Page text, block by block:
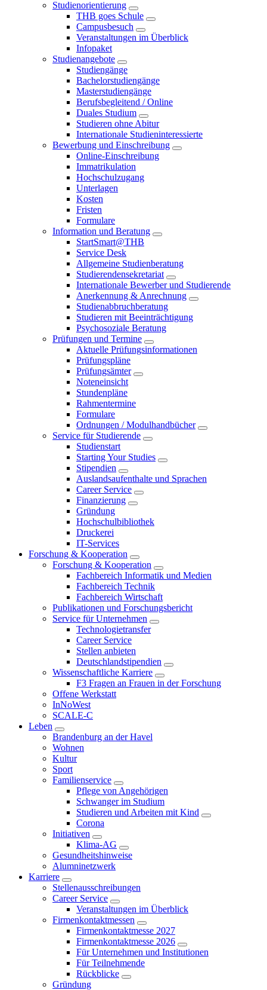
Studienorientierung
THB goes Schule
Campusbesuch
Veranstaltungen im Überblick
Infopaket
Studienangebote
Studiengänge
Bachelorstudiengänge
Masterstudiengänge
Berufsbegleitend / Online
Duales Studium
Studieren ohne Abitur
Internationale Studieninteressierte
Bewerbung und Einschreibung
Online-Einschreibung
Immatrikulation
Hochschulzugang
Unterlagen
Kosten
Fristen
Formulare
Information und Beratung
StartSmart@THB
Service Desk
Allgemeine Studienberatung
Studierendensekretariat
Internationale Bewerber und Studierende
Anerkennung & Anrechnung
Studienabbruchberatung
Studieren mit Beeinträchtigung
Psychosoziale Beratung
Prüfungen und Termine
Aktuelle Prüfungsinformationen
Prüfungspläne
Prüfungsämter
Noteneinsicht
Stundenpläne
Rahmentermine
Formulare
Ordnungen / Modulhandbücher
Service für Studierende
Studienstart
Starting Your Studies
Stipendien
Auslandsaufenthalte und Sprachen
Career Service
Finanzierung
Gründung
Hochschulbibliothek
Druckerei
IT-Services
Forschung & Kooperation
Forschung & Kooperation
Fachbereich Informatik und Medien
Fachbereich Technik
Fachbereich Wirtschaft
Publikationen und Forschungsbericht
Service für Unternehmen
Technologietransfer
Career Service
Stellen anbieten
Deutschlandstipendien
Wissenschaftliche Karriere
F3 Fragen an Frauen in der Forschung
Offene Werkstatt
InNoWest
SCALE-C
Leben
Brandenburg an der Havel
Wohnen
Kultur
Sport
Familienservice
Pflege von Angehörigen
Schwanger im Studium
Studieren und Arbeiten mit Kind
Corona
Initiativen
Klima-AG
Gesundheitshinweise
Alumninetzwerk
Karriere
Stellenausschreibungen
Career Service
Veranstaltungen im Überblick
Firmenkontaktmessen
Firmenkontaktmesse 2027
Firmenkontaktmesse 2026
Für Unternehmen und Institutionen
Für Teilnehmende
Rückblicke
Gründung